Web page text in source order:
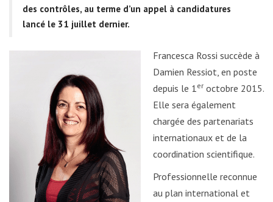
des contrôles, au terme d’un appel à candidatures
lancé le 31 juillet dernier.
Francesca Rossi succède à
Damien Ressiot, en poste
depuis le 1er octobre 2015.
Elle sera également
chargée des partenariats
internationaux et de la
coordination scientifique.
Professionnelle reconnue
au plan international et